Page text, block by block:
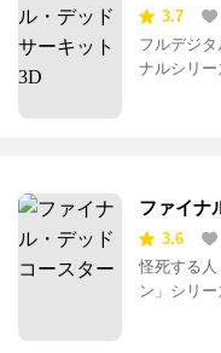
3.7
フルデジ
ナルシリー
ファイナ
3.6
怪死する人
ン」シリ